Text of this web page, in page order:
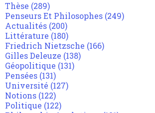
Thèse (289)
Penseurs Et Philosophes (249)
Actualités (200)
Littérature (180)
Friedrich Nietzsche (166)
Gilles Deleuze (138)
Géopolitique (131)
Pensées (131)
Université (127)
Notions (122)
Politique (122)